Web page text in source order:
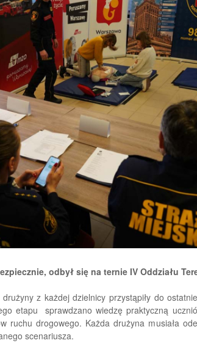
odbył się na ternie IV Oddziału
z każdej dzielnicy przystąpiły do
etapu sprawdzano wiedzę praktyczną
ruchu drogowego. Każda drużyna musiała
scenariusza.